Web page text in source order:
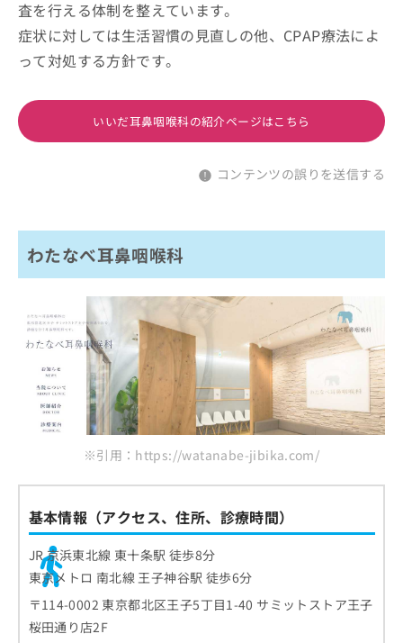
査を行える体制を整えています。
症状に対しては生活習慣の見直しの他、CPAP療法によ
って対処する方針です。
いいだ耳鼻咽喉科の紹介ページはこちら
コンテンツの誤りを送信する
わたなべ耳鼻咽喉科
※引用：https://watanabe-jibika.com/
基本情報（アクセス、住所、診療時間）
JR 京浜東北線 東十条駅 徒歩8分
東京メトロ 南北線 王子神谷駅 徒歩6分
〒114-0002 東京都北区王子5丁目1-40 サミットストア王子
桜田通り店2F